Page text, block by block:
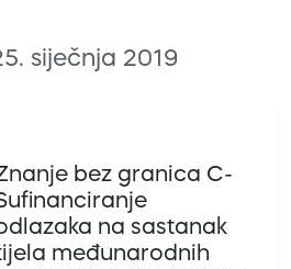
siječnja 2019
bez granica C-
na sastanak
međunarodnih